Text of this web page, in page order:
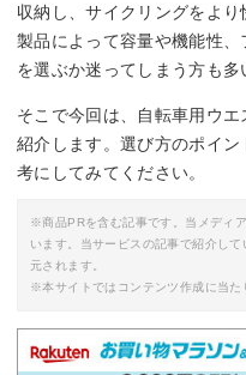
収納し、サイクリングをより
製品によって容量や機能性
を選ぶか迷ってしまう方も多
そこで今回は、自転車用ウ
紹介します。選び方のポイ
考にしてみてください。
※商品PRを含む記事です。当メディ
います。当サービスの記事で紹介し
元されます。
※本サイトではコンテンツ作成に当た